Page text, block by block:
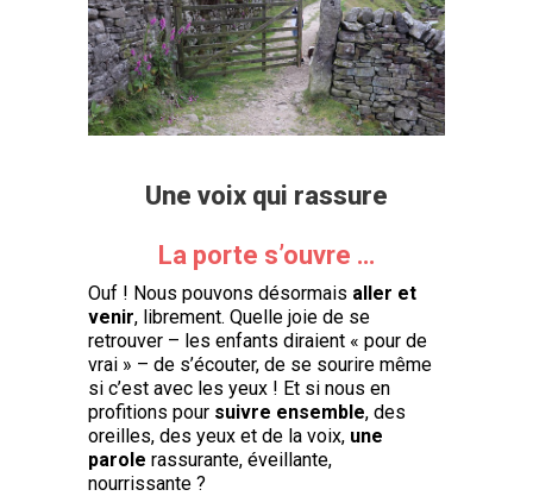
Une voix qui rassure
La porte s’ouvre …
Ouf ! Nous pouvons désormais aller et
venir, librement. Quelle joie de se
retrouver – les enfants diraient « pour de
vrai » – de s’écouter, de se sourire même
si c’est avec les yeux ! Et si nous en
profitions pour suivre ensemble, des
oreilles, des yeux et de la voix, une
parole rassurante, éveillante,
nourrissante ?